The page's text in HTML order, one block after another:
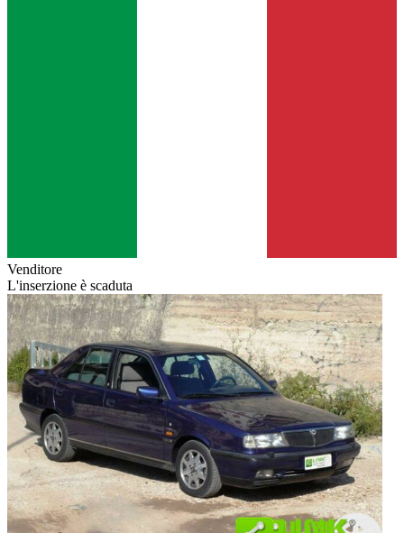
Venditore
L'inserzione è scaduta